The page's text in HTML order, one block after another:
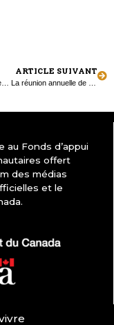
ARTICLE SUIVANT
Fonds d’appui
offert
des médias
et le